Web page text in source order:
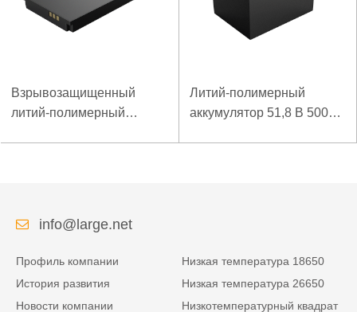
Взрывозащищенный
литий-полимерный
Литий-полимерный
аккумулятор 51,8 В 5000
info@large.net
Профиль компании
История развития
Новости компании
Низкая температура 18650
Низкая температура 26650
Низкотемпературный квадрат